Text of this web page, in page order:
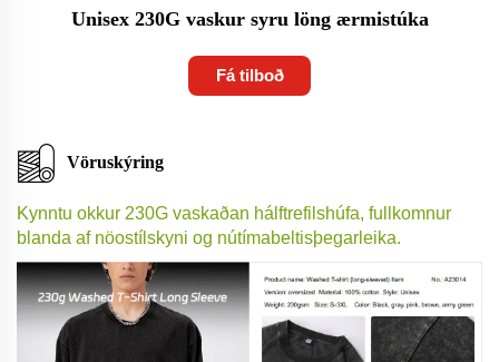
Unisex 230G vaskur syru löng ærmistúka
Fá tilboð
Vöruskýring
Kynntu okkur 230G vaskaðan hálftrefilshúfa, fullkomnur
blanda af nöostílskyni og nútímabeltisþegarleika.